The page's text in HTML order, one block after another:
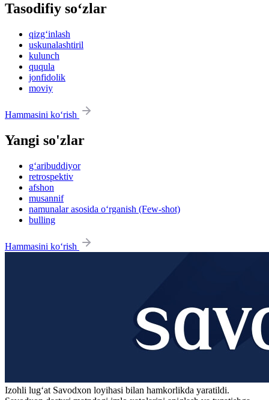
Tasodifiy so‘zlar
qizg‘inlash
uskunalashtiril
kulunch
ququla
jonfidolik
moviy
Hammasini ko‘rish
Yangi so'zlar
g‘aribuddiyor
retrospektiv
afshon
musannif
namunalar asosida o‘rganish (Few-shot)
bulling
Hammasini ko‘rish
Izohli lugʻat Savodxon loyihasi bilan hamkorlikda yaratildi.